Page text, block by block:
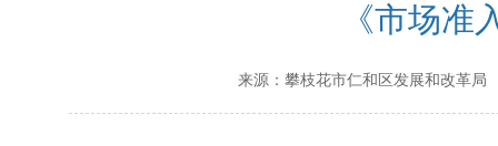
《市场准
来源： 攀枝花市仁和区发展和改革局